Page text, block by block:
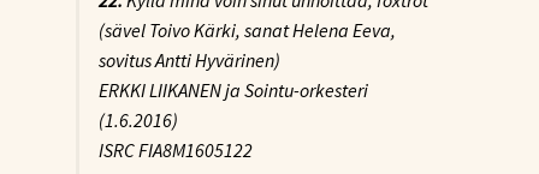
(sävel Toivo Kärki, sanat Helena Eeva,
sovitus Antti Hyvärinen)
ERKKI LIIKANEN ja Sointu-orkesteri
(1.6.2016)
ISRC FIA8M1605122